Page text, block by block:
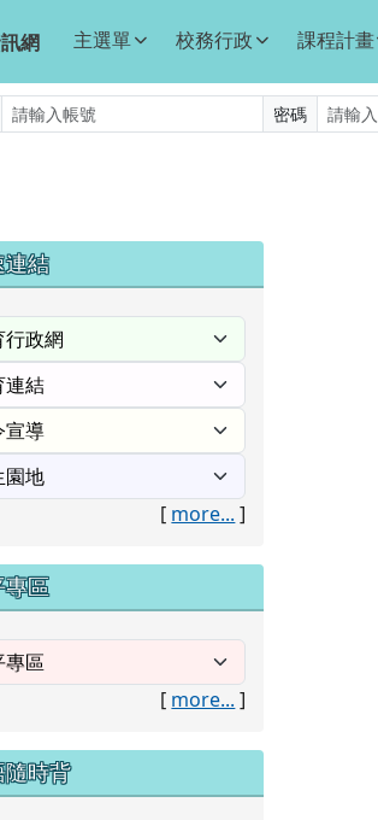
網 主選單 校務行政 課程計畫
密碼
區域內容
連結
[ more... ]
專區
[ more... ]
隨時背